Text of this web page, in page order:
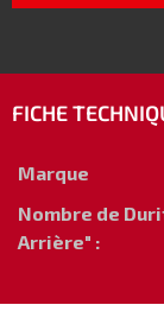
FICHE
Marque
Nombre de
Arrière" :